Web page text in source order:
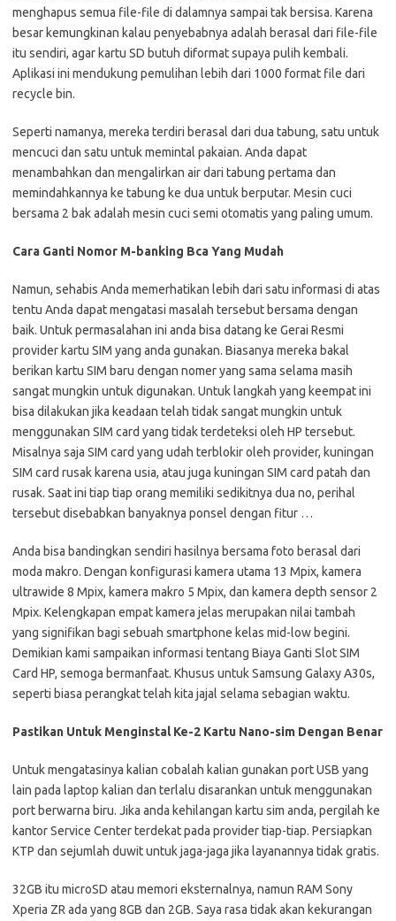
menghapus semua file-file di dalamnya sampai tak bersisa. Karena
besar kemungkinan kalau penyebabnya adalah berasal dari file-file
itu sendiri, agar kartu SD butuh diformat supaya pulih kembali.
Aplikasi ini mendukung pemulihan lebih dari 1000 format file dari
recycle bin.
Seperti namanya, mereka terdiri berasal dari dua tabung, satu untuk
mencuci dan satu untuk memintal pakaian. Anda dapat
menambahkan dan mengalirkan air dari tabung pertama dan
memindahkannya ke tabung ke dua untuk berputar. Mesin cuci
bersama 2 bak adalah mesin cuci semi otomatis yang paling umum.
Cara Ganti Nomor M-banking Bca Yang Mudah
Namun, sehabis Anda memerhatikan lebih dari satu informasi di atas
tentu Anda dapat mengatasi masalah tersebut bersama dengan
baik. Untuk permasalahan ini anda bisa datang ke Gerai Resmi
provider kartu SIM yang anda gunakan. Biasanya mereka bakal
berikan kartu SIM baru dengan nomer yang sama selama masih
sangat mungkin untuk digunakan. Untuk langkah yang keempat ini
bisa dilakukan jika keadaan telah tidak sangat mungkin untuk
menggunakan SIM card yang tidak terdeteksi oleh HP tersebut.
Misalnya saja SIM card yang udah terblokir oleh provider, kuningan
SIM card rusak karena usia, atau juga kuningan SIM card patah dan
rusak. Saat ini tiap tiap orang memiliki sedikitnya dua no, perihal
tersebut disebabkan banyaknya ponsel dengan fitur …
Anda bisa bandingkan sendiri hasilnya bersama foto berasal dari
moda makro. Dengan konfigurasi kamera utama 13 Mpix, kamera
ultrawide 8 Mpix, kamera makro 5 Mpix, dan kamera depth sensor 2
Mpix. Kelengkapan empat kamera jelas merupakan nilai tambah
yang signifikan bagi sebuah smartphone kelas mid-low begini.
Demikian kami sampaikan informasi tentang Biaya Ganti Slot SIM
Card HP, semoga bermanfaat. Khusus untuk Samsung Galaxy A30s,
seperti biasa perangkat telah kita jajal selama sebagian waktu.
Pastikan Untuk Menginstal Ke-2 Kartu Nano-sim Dengan Benar
Untuk mengatasinya kalian cobalah kalian gunakan port USB yang
lain pada laptop kalian dan terlalu disarankan untuk menggunakan
port berwarna biru. Jika anda kehilangan kartu sim anda, pergilah ke
kantor Service Center terdekat pada provider tiap-tiap. Persiapkan
KTP dan sejumlah duwit untuk jaga-jaga jika layanannya tidak gratis.
32GB itu microSD atau memori eksternalnya, namun RAM Sony
Xperia ZR ada yang 8GB dan 2GB. Saya rasa tidak akan kekurangan